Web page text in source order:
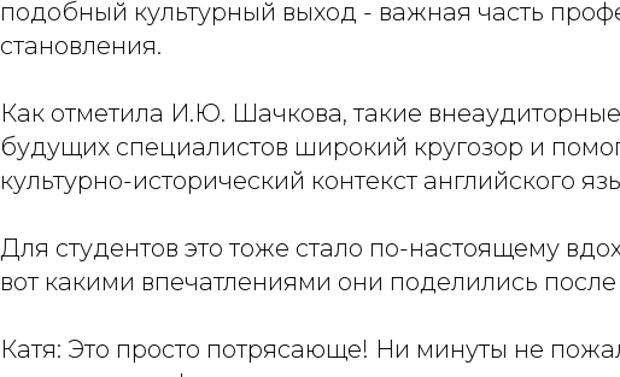
подобный культурный выход - важная часть
становления.
Как отметила И.Ю. Шачкова, такие
будущих специалистов широкий кругозор и
культурно-исторический контекст английского
Для студентов это тоже стало по-настоящему
вот какими впечатлениями они поделились после
Катя: Это просто потрясающе! Ни минуты не